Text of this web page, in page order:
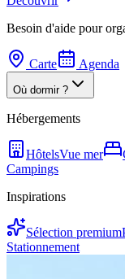
Besoin d'aide pour
Carte Agenda
Où dormir ?
Hébergements
HôtelsVue mer
Campings
Inspirations
Sélection premium
Stationnement